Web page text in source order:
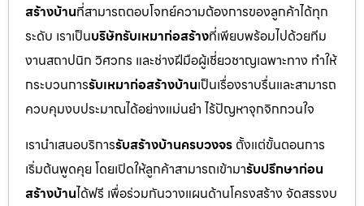
สร้างบ้านที่สามารถตอบโจทย์ความต้องการของลูกค้าได้ทุก
ระดับ เราเป็นบริษัทรับเหมาก่อสร้างที่เพียบพร้อมไปด้วยทีม
งานสถาปนิก วิศวกร และช่างฝีมือผู้เชี่ยวชาญเฉพาะทาง ทำให้
กระบวนการรับเหมาก่อสร้างบ้านเป็นเรื่องราบรื่นและสามารถ
ควบคุมงบประมาณได้อย่างแม่นยำ ไร้ปัญหาจุกจิกกวนใจ
เรานำเสนอบริการรับสร้างบ้านครบวงจร ตั้งแต่ขั้นตอนการ
เริ่มต้นพูดคุย โดยเปิดให้ลูกค้าสามารถเข้ามารับปรึกษาก่อน
สร้างบ้านได้ฟรี เพื่อร่วมกันวางแผนด้านโครงสร้าง จัดสรรงบ